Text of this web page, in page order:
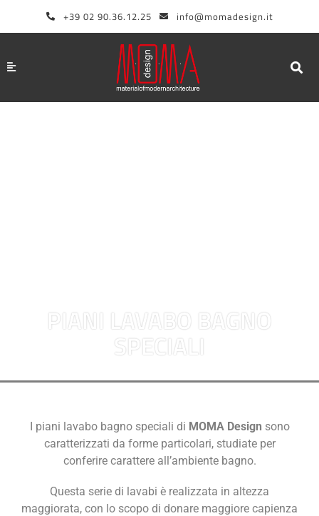
+39 02 90.36.12.25 info@momadesign.it
PIANI LAVABO BAGNO
SPECIALI
I piani lavabo bagno speciali di MOMA Design sono
caratterizzati da forme particolari, studiate per
conferire carattere all’ambiente bagno.
Questa serie di lavabi è realizzata in altezza
maggiorata, con lo scopo di donare maggiore capienza